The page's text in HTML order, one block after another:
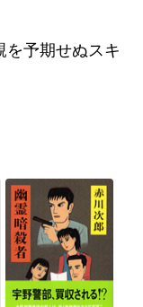
を予期せぬスキ